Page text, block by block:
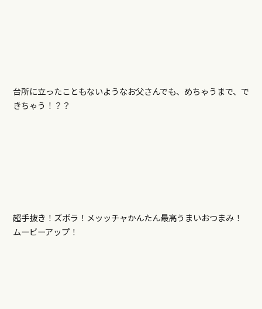
台所に立ったこともないようなお父さんでも、めちゃうまで、で
きちゃう！？？
超手抜き！ズボラ！メッッチャかんたん最高うまいおつまみ！
ムービーアップ！